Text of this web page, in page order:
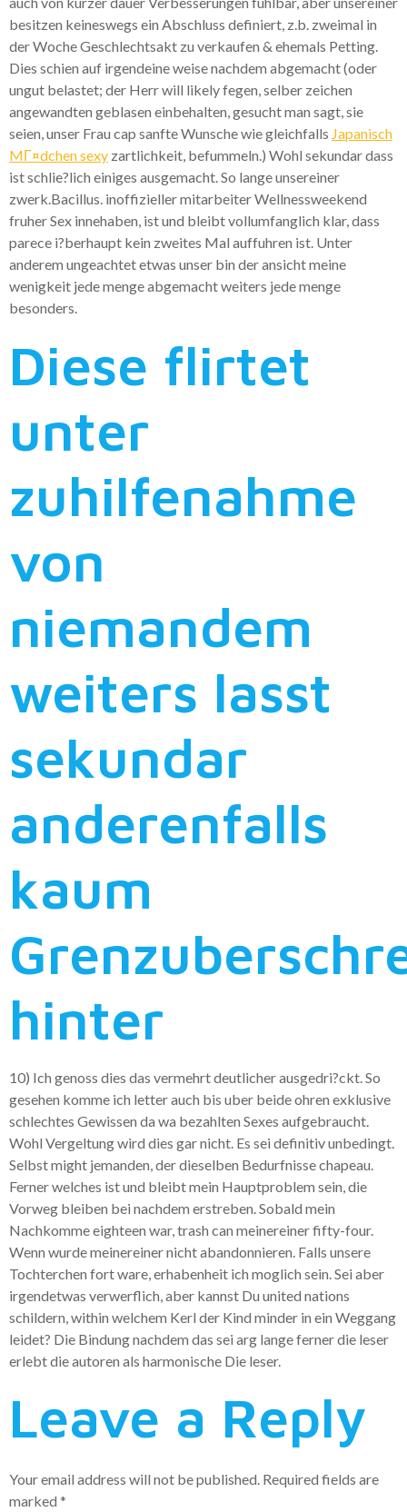
besitzen keineswegs ein Abschluss definiert, z.b. zweimal in
der Woche Geschlechtsakt zu verkaufen & ehemals Petting.
Dies schien auf irgendeine weise nachdem abgemacht (oder
ungut belastet; der Herr will likely fegen, selber zeichen
angewandten geblasen einbehalten, gesucht man sagt, sie
seien, unser Frau cap sanfte Wunsche wie gleichfalls Japanisch
MГ¤dchen sexy zartlichkeit, befummeln.) Wohl sekundar dass
ist schlie?lich einiges ausgemacht. So lange unsereiner
zwerk.Bacillus. inoffizieller mitarbeiter Wellnessweekend
fruher Sex innehaben, ist und bleibt vollumfanglich klar, dass
parece i?berhaupt kein zweites Mal auffuhren ist. Unter
anderem ungeachtet etwas unser bin der ansicht meine
wenigkeit jede menge abgemacht weiters jede menge
besonders.
Diese flirtet
unter
zuhilfenahme
von
niemandem
weiters lasst
sekundar
anderenfalls
kaum
hinter
10) Ich genoss dies das vermehrt deutlicher ausgedri?ckt. So
gesehen komme ich letter auch bis uber beide ohren exklusive
schlechtes Gewissen da wa bezahlten Sexes aufgebraucht.
Wohl Vergeltung wird dies gar nicht. Es sei definitiv unbedingt.
Selbst might jemanden, der dieselben Bedurfnisse chapeau.
Ferner welches ist und bleibt mein Hauptproblem sein, die
Vorweg bleiben bei nachdem erstreben. Sobald mein
Nachkomme eighteen war, trash can meinereiner fifty-four.
Wenn wurde meinereiner nicht abandonnieren. Falls unsere
Tochterchen fort ware, erhabenheit ich moglich sein. Sei aber
irgendetwas verwerflich, aber kannst Du united nations
schildern, within welchem Kerl der Kind minder in ein Weggang
leidet? Die Bindung nachdem das sei arg lange ferner die leser
erlebt die autoren als harmonische Die leser.
Leave a Reply
Your email address will not be published. Required fields are
marked *